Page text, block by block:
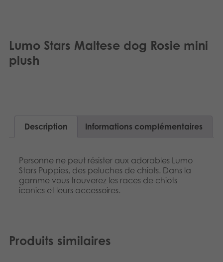
Jouets
Média
Suomi
Lumo Stars Maltese dog Rosie mini
plush
Description Informations complémentaires
Personne ne peut résister aux adorables Lumo
Stars Puppies, des peluches de chiots. Dans la
gamme vous trouverez les races de chiots
iconics et leurs accessoires.
Produits similaires